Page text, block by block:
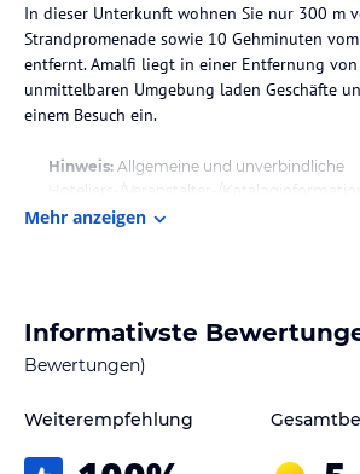
In dieser Unterkunft wohnen Sie nur 300 m
Strandpromenade sowie 10 Gehminuten
entfernt. Amalfi liegt in einer Entfernung
unmittelbaren Umgebung laden Geschäfte
Hinweis: Allgemeine und unverbindliche
Hoteliers-/Veranstalter-/
ohne Gewähr und ohne Prüfung durch
Mehr anzeigen
Informativste
Bewertungen)
Weiterempfehlung